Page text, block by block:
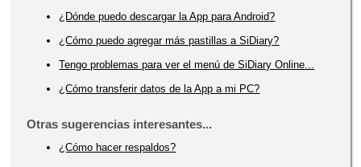
¿Dónde puedo descargar la App para Android?
¿Cómo puedo agregar más pastillas a SiDiary?
Tengo problemas para ver el menú de SiDiary Online...
¿Cómo transferir datos de la App a mi PC?
Otras sugerencias interesantes...
¿Cómo hacer respaldos?